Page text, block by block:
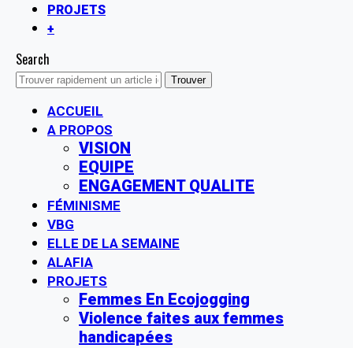
PROJETS
+
Search
ACCUEIL
A PROPOS
VISION
EQUIPE
ENGAGEMENT QUALITE
FÉMINISME
VBG
ELLE DE LA SEMAINE
ALAFIA
PROJETS
Femmes En Ecojogging
Violence faites aux femmes
handicapées